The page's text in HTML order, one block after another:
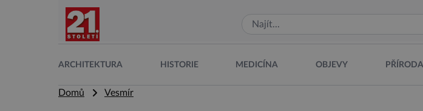
ARCHITEKTURA HISTORIE MEDICÍNA OBJEVY PŘÍRODA
Domů Vesmír